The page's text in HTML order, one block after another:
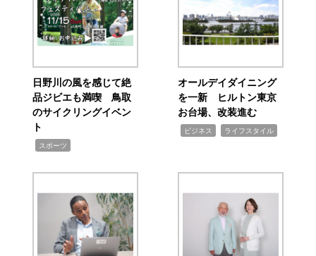
日野川の風を感じて絶
品ジビエも満喫 鳥取
のサイクリングイベン
ト
スポーツ
オールデイダイニング
を一新 ヒルトン東京
お台場、改装進む
ビジネス ライフスタイル